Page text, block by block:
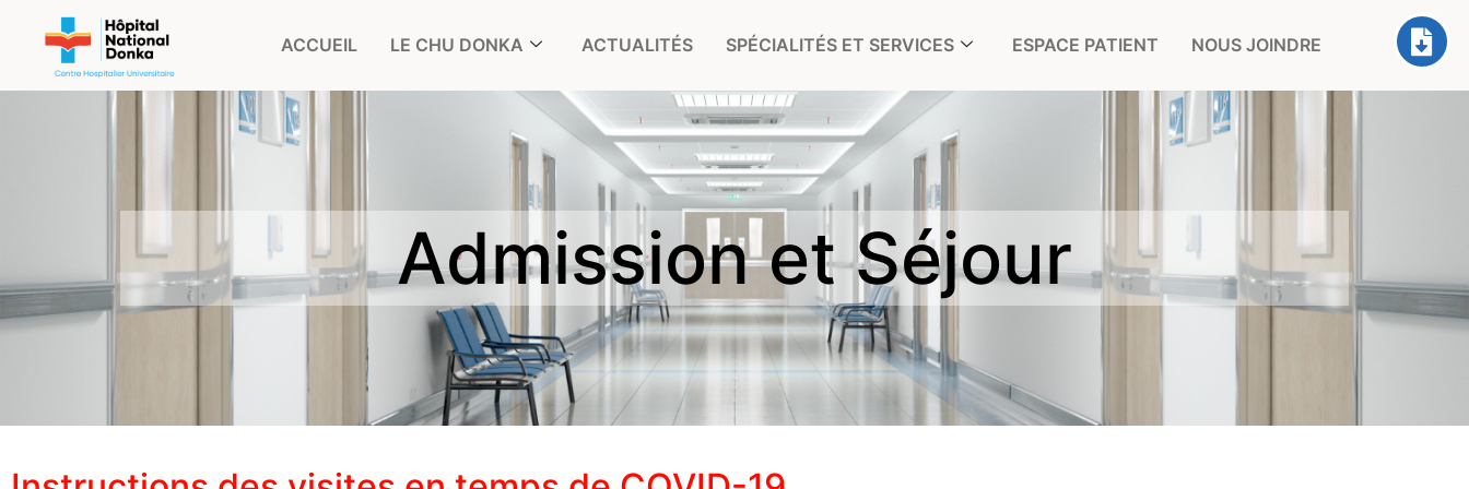
ACCUEIL LE CHU DONKA ACTUALITÉS SPÉCIALITÉS ET SERVICES ESPACE PATIENT NOUS JOINDRE
Admission et Séjour